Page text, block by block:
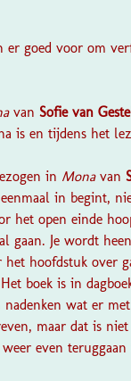
er goed voor om
van Sofie van
is en tijdens het
in Mona van
in begint,
het open einde
gaan. Je wordt
hoofdstuk over
boek is in
wat er
maar dat is
even